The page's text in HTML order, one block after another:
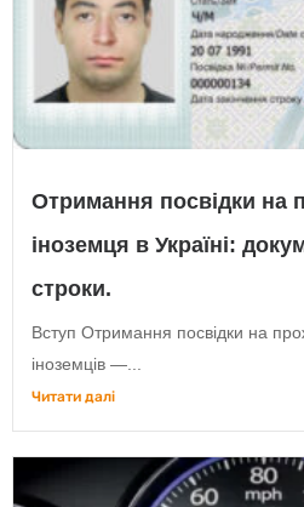
Отримання посвідки на
іноземця в Україні:
строки.
Вступ Отримання посвідки на
іноземців —...
Читати далі